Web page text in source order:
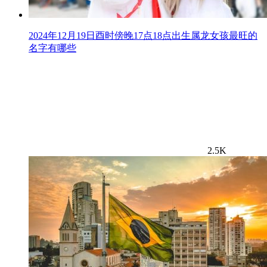
2024年12月19日酉时傍晚17点18点出生属龙女孩最旺的
名字有哪些
2.5K